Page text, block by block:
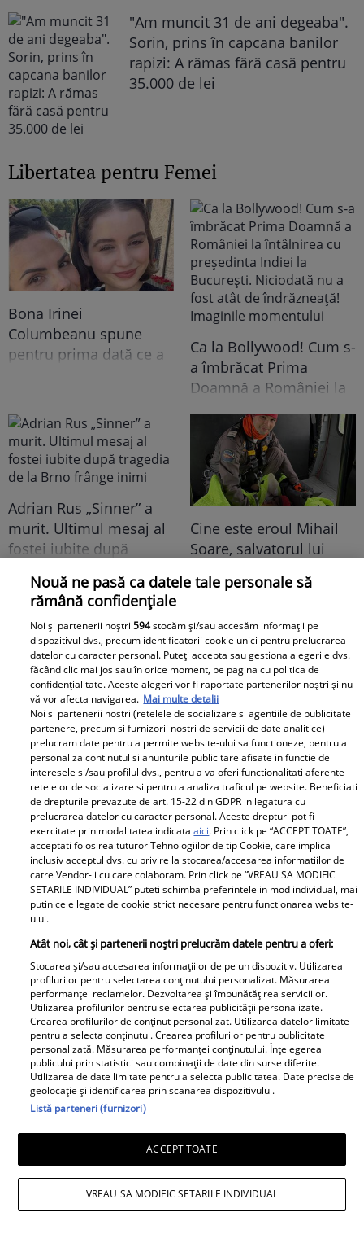
"Am muncit 31 de ani degeaba".
Sorin, prins în capcana banilor
rapizi: A rămas fără casă pentru
35.000 de lei
Libertatea pentru Femei
Bona Irinei
Columbeanu spune
pentru prima dată ce a
niciodată la TV: ”Eu am
cunoscut o altă latură a
relației lor. În casă era o
atmosferă..."
Ca la Bollywood! Cum s-
a îmbrăcat Prima
Doamnă a României la
Indiei la București.
Niciodată nu a fost atât
de îndrăzneață!
Imaginile momentului
Adrian Rus „Sinner” a
murit. Ultimul mesaj al
fostei iubite după
frânge inimi
Cine este eroul Mihail
Soare, salvatorul lui
ani dispărut 3 zile în
despre copiii lui
Viva.ro
E BREAKING NEWS-UL
lunii în politica
românească,
domnișoarelor și
domnilor! Astăzi, Sorin
Grindeanu a făcut
ANUNȚUL pe care nici
colegii lui nu se
așteptau să-l audă. Într-
o mișcare FULGER,
liderul PSD tocmai a dat
o veste importantă
E breaking în lumea
mondenă! DESPĂRȚIRE
cu scântei în showbiz-ul
românesc! Îndrăgita
noastră vedetă a
recunoscut TOT, dar
tooot: „Mă abțin să nu-i
scriu. Am făcut
scandal!” Ce s-a
întâmplat e...
Tocmai a picat
adevărata 💣în showbiz!
Pentru PRIMA OARĂ,
Cabral rupe tăcerea
despre DIVORȚUL de
Nouă ne pasă ca datele tale personale să
rămână confidențiale
Noi și partenerii noștri594stocăm și/sau accesăm informații pe
dispozitivul dvs., precum identificatorii cookie unici pentru prelucrarea
datelor cu caracter personal. Puteți accepta sau gestiona alegerile dvs.
făcând clic mai jos sau în orice moment, pe pagina cu politica de
confidențialitate. Aceste alegeri vor fi raportate partenerilor noștri și nu
vă vor afecta navigarea. Mai multe detalii
Noi si partenerii nostri (retelele de socializare si agentiile de publicitate
partenere, precum si furnizorii nostri de servicii de date analitice)
prelucram date pentru a permite website-ului sa functioneze, pentru a
personaliza continutul si anunturile publicitare afisate in functie de
interesele si/sau profilul dvs., pentru a va oferi functionalitati aferente
retelelor de socializare si pentru a analiza traficul pe website. Beneficiati
de drepturile prevazute de art. 15-22 din GDPR in legatura cu
prelucrarea datelor cu caracter personal. Aceste drepturi pot fi
exercitate prin modalitatea indicataaici. Prin click pe “ACCEPT TOATE”,
acceptati folosirea tuturor Tehnologiilor de tip Cookie, care implica
inclusiv acceptul dvs. cu privire la stocarea/accesarea informatiilor de
catre Vendor-ii cu care colaboram. Prin click pe “VREAU SA MODIFIC
SETARILE INDIVIDUAL” puteti schimba preferintele in mod individual, mai
putin cele legate de cookie strict necesare pentru functionarea website-
ului.
Atât noi, cât și partenerii noștri prelucrăm datele pentru a oferi:
Stocarea și/sau accesarea informațiilor de pe un dispozitiv. Utilizarea
profilurilor pentru selectarea conținutului personalizat. Măsurarea
performanței reclamelor. Dezvoltarea și îmbunătățirea serviciilor.
Utilizarea profilurilor pentru selectarea publicității personalizate.
Crearea profilurilor de conținut personalizat. Utilizarea datelor limitate
pentru a selecta conținutul. Crearea profilurilor pentru publicitate
personalizată. Măsurarea performanței conținutului. Înțelegerea
publicului prin statistici sau combinații de date din surse diferite.
Utilizarea de date limitate pentru a selecta publicitatea. Date precise de
geolocație și identificarea prin scanarea dispozitivului.
Listă parteneri (furnizori)
ACCEPT TOATE
VREAU SA MODIFIC SETARILE INDIVIDUAL